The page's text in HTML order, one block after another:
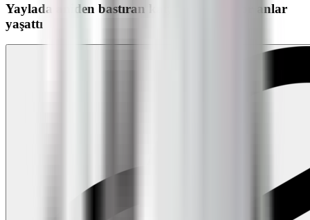
Yaylada aniden bastıran kar, çobanlara zor anlar
yaşattı